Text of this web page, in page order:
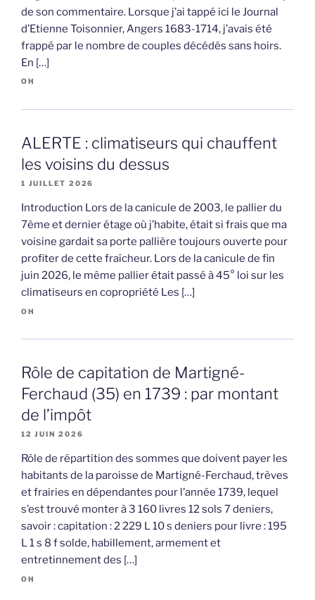
de son commentaire. Lorsque j’ai tappé ici le Journal
d’Etienne Toisonnier, Angers 1683-1714, j’avais été
frappé par le nombre de couples décédés sans hoirs.
En […]
OH
ALERTE : climatiseurs qui chauffent
les voisins du dessus
1 JUILLET 2026
Introduction Lors de la canicule de 2003, le pallier du
7ème et dernier étage où j’habite, était si frais que ma
voisine gardait sa porte pallière toujours ouverte pour
profiter de cette fraîcheur. Lors de la canicule de fin
juin 2026, le même pallier était passé à 45° loi sur les
climatiseurs en copropriété Les […]
OH
Rôle de capitation de Martigné-
Ferchaud (35) en 1739 : par montant
de l’impôt
12 JUIN 2026
Rôle de répartition des sommes que doivent payer les
habitants de la paroisse de Martigné-Ferchaud, trèves
et frairies en dépendantes pour l’année 1739, lequel
s’est trouvé monter à 3 160 livres 12 sols 7 deniers,
savoir : capitation : 2 229 L 10 s deniers pour livre : 195
L 1 s 8 f solde, habillement, armement et
entretinnement des […]
OH